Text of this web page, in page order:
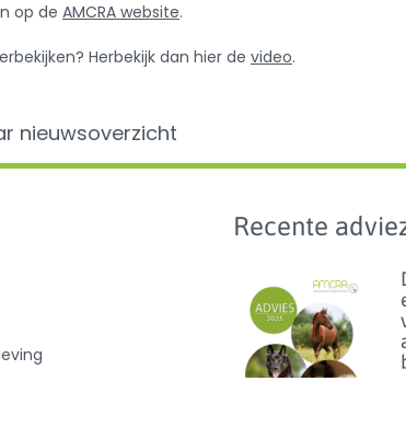
op de AMCRA website.
Herbekijk dan hier de video.
nieuwsoverzicht
Recente